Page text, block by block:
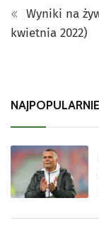
Wyniki na
kwietnia 2022)